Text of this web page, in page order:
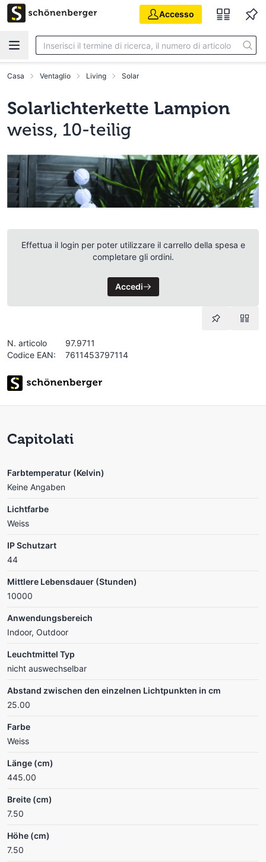
Vai al contenuto principale
Accesso
Casa Ventaglio Living Solar
Solarlichterkette Lampion
weiss, 10-teilig
Effettua il login per poter utilizzare il carrello della spesa e
completare gli ordini.
Accedi
N. articolo
97.9711
Codice EAN:
7611453797114
Capitolati
Farbtemperatur (Kelvin)
Keine Angaben
Lichtfarbe
Weiss
IP Schutzart
44
Mittlere Lebensdauer (Stunden)
10000
Anwendungsbereich
Indoor, Outdoor
Leuchtmittel Typ
nicht auswechselbar
Abstand zwischen den einzelnen Lichtpunkten in cm
25.00
Farbe
Weiss
Länge (cm)
445.00
Breite (cm)
7.50
Höhe (cm)
7.50